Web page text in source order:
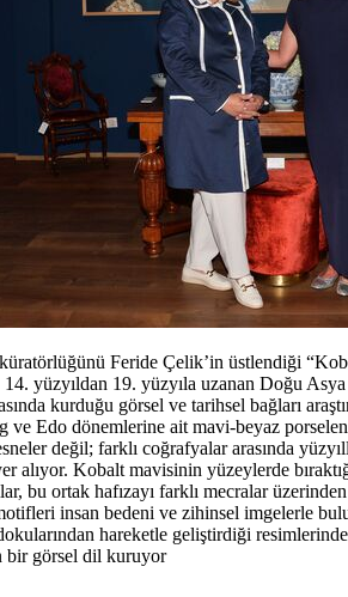
Feride Çelik’in üstlendiği
yüzyıldan 19. yüzyıla uzanan Doğu
kurduğu görsel ve tarihsel bağları
Edo dönemlerine ait mavi-beyaz
değil; farklı coğrafyalar arasında
alıyor. Kobalt mavisinin yüzeylerde
bu ortak hafızayı farklı mecralar
insan bedeni ve zihinsel imgelerle
hareketle geliştirdiği
bir görsel dil kuruyor